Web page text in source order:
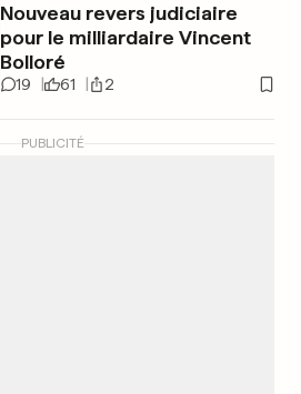
Nouveau revers judiciaire
pour le milliardaire Vincent
Bolloré
19 61 2
PUBLICITÉ